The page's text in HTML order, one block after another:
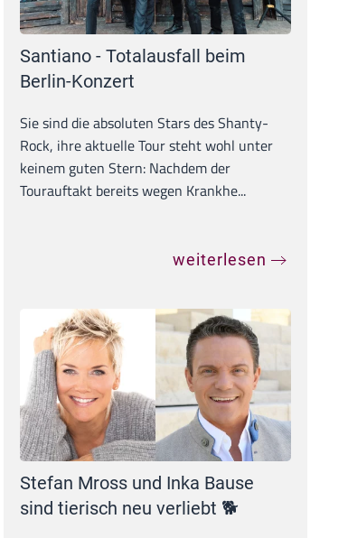
Santiano - Totalausfall beim
Berlin-Konzert
Sie sind die absoluten Stars des Shanty-
Rock, ihre aktuelle Tour steht wohl unter
keinem guten Stern: Nachdem der
Tourauftakt bereits wegen Krankhe...
weiterlesen
Stefan Mross und Inka Bause
sind tierisch neu verliebt 🐕